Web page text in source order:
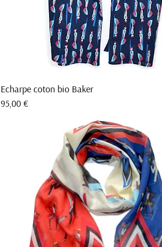
Aperçu rapide
Echarpe coton bio Baker
Prix
95,00 €